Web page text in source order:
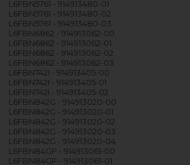
L6FBN5761 - 914913480-01
L6FBN5761 - 914913480-02
L6FBN5761 - 914913480-03
L6FBN6862 - 914913062-00
L6FBN6862 - 914913062-01
L6FBN6862 - 914913062-02
L6FBN6862 - 914913062-03
L6FBN742I - 914913405-00
L6FBN742I - 914913405-01
L6FBN742I - 914913405-02
L6FBN842G - 914913020-00
L6FBN842G - 914913020-01
L6FBN842G - 914913020-02
L6FBN842G - 914913020-03
L6FBN842G - 914913020-04
L6FBN84GP - 914913061-00
L6FBN84GP - 914913061-01